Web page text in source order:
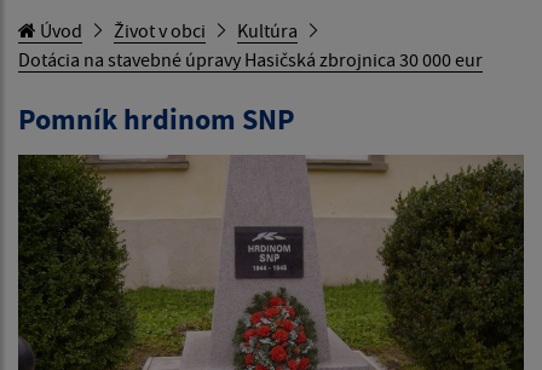
Úvod Život v obci
Kultúra
Dotácia na stavebné úpravy Hasičská zbrojnica 30 000 eur
Pomník hrdinom SNP